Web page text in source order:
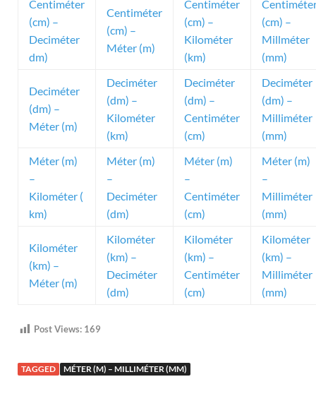
Centiméter
(cm) –
Deciméter
dm)
Centiméter
(cm) –
Méter (m)
Centiméter
(cm) –
Kilométer
(km)
(cm) –
Millméter
(mm)
Deciméter
(dm) –
Méter (m)
Deciméter
(dm) –
Kilométer
(km)
Deciméter
(dm) –
Centiméter
(cm)
Deciméter
(dm) –
Milliméter
(mm)
Méter (m)
–
Kilométer (
km)
Méter (m)
–
Deciméter
(dm)
Méter (m)
–
Centiméter
(cm)
Méter (m)
–
Milliméter
(mm)
Kilométer
(km) –
Méter (m)
Kilométer
(km) –
Deciméter
(dm)
Kilométer
(km) –
Centiméter
(cm)
Kilométer
(km) –
Milliméter
(mm)
Post Views: 169
TAGGED MÉTER (M) – MILLIMÉTER (MM)